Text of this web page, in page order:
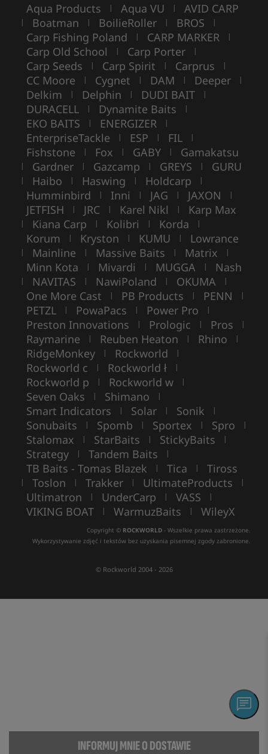
INFORMUJ MNIE O DOSTAWIE
Aqua Products | Aqua VU | AVID CARP
| Boatman | BoilieRoller | BROS |
Carp Fishing Poland | CARP MARKER |
Carp Old School | Carp Porter |
Carp Seeds | Carp Spirit | Carprus |
CC Moore | Cygnet | DAM | Deeper |
Delkim | Delphin | DUDI BAIT |
DURACELL | Dynamite Baits |
EKO BAITS | ENERGIZER |
EnterpriseTackle | ESP | FIL |
Fishstone | Fox | GABY | Gamakatsu
| Gardner | Gazcamp | GREYS | GURU
| Haibo | Haswing | Holdcarp |
Humminbird | Inni | JAG | JAXON |
JETFISH | JRC | Karel Nikl | Karp Max
| Kiana Carp | Kolibri | Korda |
Korum | Kryston | KUMU | Lowrance
| Mainline | Massive Baits | Matrix |
Minn Kota | Mivardi | MUGGA | Nash
| NAVITAS | NawiPoland | OKUMA |
One More Cast | PB Products | PENN |
PETZL | PowaPacs | Power Pro |
Preston Innovations | Prologic | Pros |
Raymarine | Reuben Heaton | Rhino |
RidgeMonkey | Rockworld |
Rockworld c | Rockworld ł |
Rockworld p | Rockworld w |
Seven Oaks | Shimano |
Smart Indicators | Solar | Sonik |
Sonubaits | Spomb | Sportex | Spro |
Stalomax | StarBaits | StickyBaits |
Strategy | Tandem Baits |
TB Baits - Tomas Blazek | Tica | Tiross
| Toslon | Trakker | UltimateProducts |
Ultimatron | UnderCarp | VASS |
VIKING BOAT | WarmuzBaits | WileyX
Copyright © ROCKWORLD - Wszelkie prawa zastrzeżone.
Wykorzystywanie zdjęć i tekstów bez uzyskania pisemnej zgody zabronione.
© Rockworld 2004 - 2026